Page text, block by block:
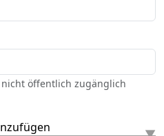
öffentlich zugänglich